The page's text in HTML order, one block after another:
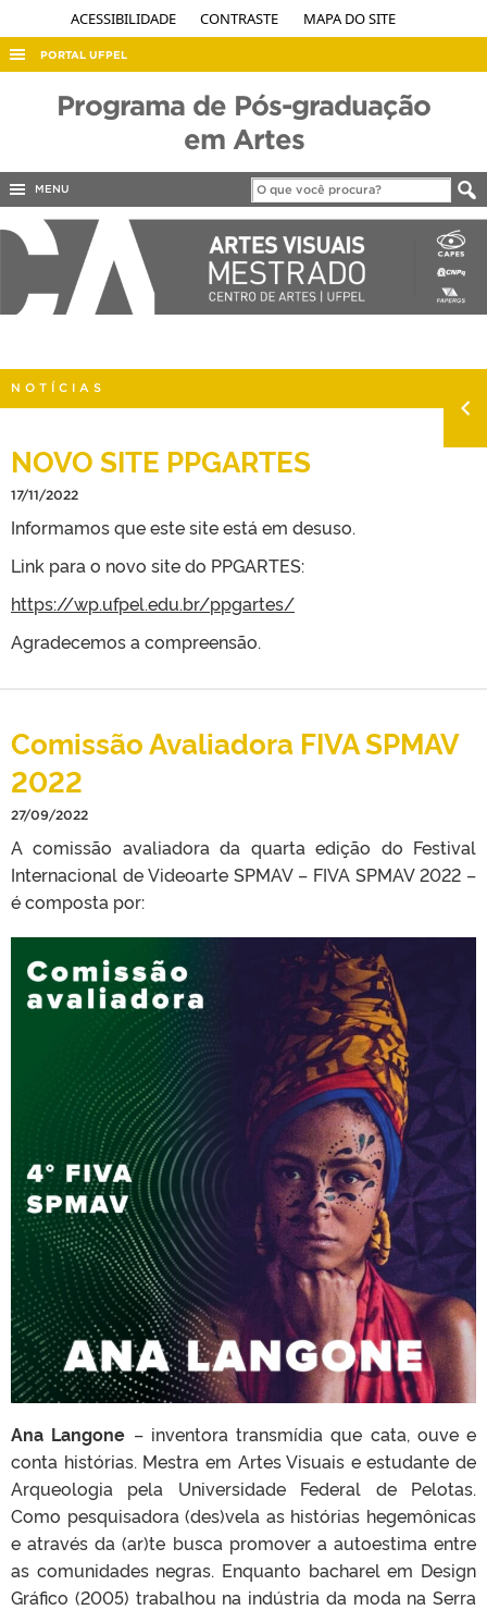
ACESSIBILIDADE CONTRASTE MAPA DO SITE
PORTAL UFPEL
EDITAIS
INTERNACIONAL
OUVIDORIA
TELEFONES
Programa de Pós-graduação
em Artes
MENU
NOTÍCIAS
NOVO SITE PPGARTES
17/11/2022
Informamos que este site está em desuso.
Link para o novo site do PPGARTES:
https://wp.ufpel.edu.br/ppgartes/
Agradecemos a compreensão.
Comissão Avaliadora FIVA SPMAV
2022
27/09/2022
A comissão avaliadora da quarta edição do Festival
Internacional de Videoarte SPMAV – FIVA SPMAV 2022 –
é composta por:
Ana Langone – inventora transmídia que cata, ouve e
conta histórias. Mestra em Artes Visuais e estudante de
Arqueologia pela Universidade Federal de Pelotas.
Como pesquisadora (des)vela as histórias hegemônicas
e através da (ar)te busca promover a autoestima entre
as comunidades negras. Enquanto bacharel em Design
Gráfico (2005) trabalhou na indústria da moda na Serra